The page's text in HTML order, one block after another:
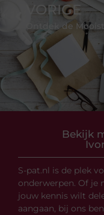
Bekijk
S-pat.nl is de plek
onderwerpen. Of je
jouw kennis wilt
aangaan, bij ons
VORIGE